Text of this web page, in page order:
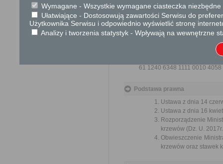
ochronie przyrody)
Usunięcie drzew/
administracyjnej (art.
61 1240 6348 1111 0010
Podstawa prawna
Ustawa z dnia 14
Ustawa z dnia 16
Rozporządzenie
krzewów (Dz. U.
Obwieszczenie
krzewów oraz stawek
Wymagane - Wszystkie wymagane ciasteczka
Ułatwiające - Dostosowują zawartości Serwisu do
Użytkownika Serwisu i odpowiednio wyświetlić stronę
Analizy i tworzenia statystyk - Wpływają na wewnętrzne